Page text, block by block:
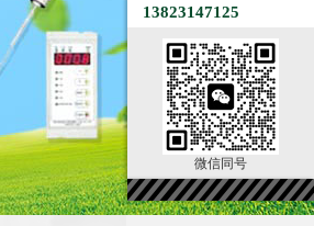
13823147125
微信同号